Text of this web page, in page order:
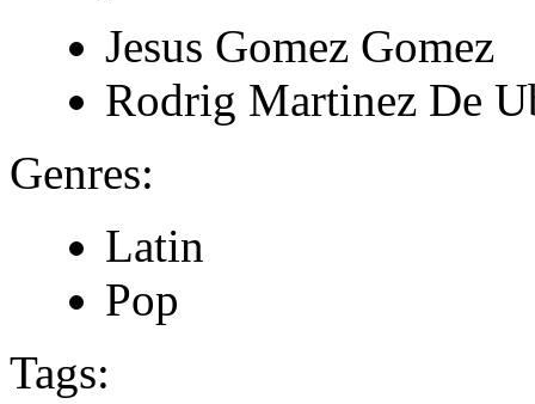
Jesus Gomez Gomez
Rodrig Martinez De
Genres:
Latin
Pop
Tags: